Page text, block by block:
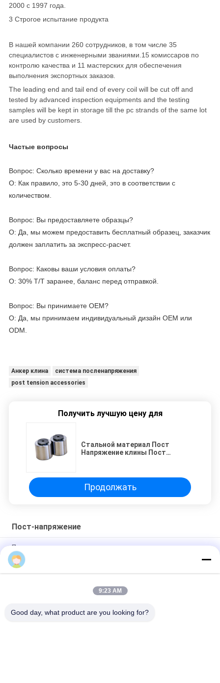
2000 с 1997 года.
3 Строгое испытание продукта
В нашей компании 260 сотрудников, в том числе 35
специалистов с инженерными званиями.15 комиссаров по
контролю качества и 11 мастерских для обеспечения
выполнения экспортных заказов.
The leading end and tail end of every coil will be cut off and
tested by advanced inspection equipments and the testing
samples will be kept in storage till the pc strands of the same lot
are used by customers.
Частые вопросы
Вопрос: Сколько времени у вас на доставку?
О: Как правило, это 5-30 дней, это в соответствии с
количеством.
Вопрос: Вы предоставляете образцы?
О: Да, мы можем предоставить бесплатный образец, заказчик
должен заплатить за экспресс-расчет.
Вопрос: Каковы ваши условия оплаты?
О: 30% T/T заранее, баланс перед отправкой.
Вопрос: Вы принимаете OEM?
О: Да, мы принимаем индивидуальный дизайн OEM или
ODM.
Анкер клина
система посленапряжения
post tension accessories
Получить лучшую цену для
Стальной материал Пост
Напряжение клины Пост
Продолжать
Пост-напряжение
После напряжения литые железные якорь клин якорь
блоки шнурки рукоятки плоские якорь
Клиновые зажимы и корпуса анкеров для
9:23 AM
Good day, what product are you looking for?